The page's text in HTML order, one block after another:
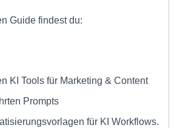
Guide findest du:
KI Tools für Marketing & Content
Prompts
für KI Workflows.